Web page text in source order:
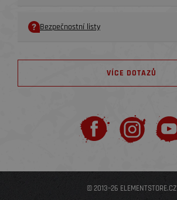
Bezpečnostní listy
VÍCE DOTAZŮ
© 2013–26 ELEMENTSTORE.CZ